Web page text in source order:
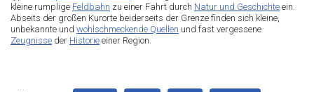
kleine rumplige Feldbahn zu einer Fahrt durch Natur und Geschichte ein.
Abseits der großen Kurorte beiderseits der Grenze finden sich kleine,
unbekannte und wohlschmeckende Quellen und fast vergessene
Zeugnisse der Historie einer Region.